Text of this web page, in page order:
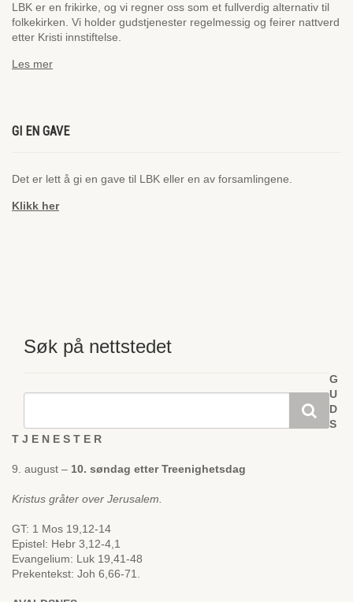
LBK er en frikirke, og vi regner oss som et fullverdig alternativ til
folkekirken. Vi holder gudstjenester regelmessig og feirer nattverd
etter Kristi innstiftelse.
Les mer
GI EN GAVE
Det er lett å gi en gave til LBK eller en av forsamlingene.
Klikk her
Søk på nettstedet
G
U
D
S
T J E N E S T E R
9. august – 10. søndag etter Treenighetsdag
Kristus gråter over Jerusalem.
GT: 1 Mos 19,12-14
Epistel: Hebr 3,12-4,1
Evangelium: Luk 19,41-48
Prekentekst: Joh 6,66-71.